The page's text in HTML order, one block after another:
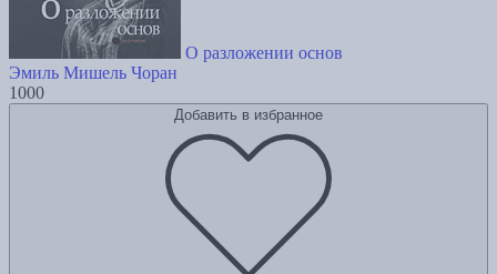
О разложении основ
Эмиль Мишель Чоран
1000
Добавить в избранное